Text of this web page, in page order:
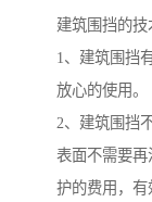
建筑围挡的
1、建筑围挡
放心的使
2、建筑围挡
表面不需要
护的费用，